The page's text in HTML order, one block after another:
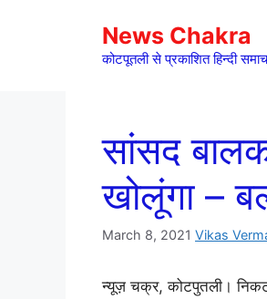
News Chakra
कोटपूतली से प्रकाशित हिन्दी
सांसद
खोलूंगा –
March 8, 2021 Vikas
न्यूज़ चक्र, कोटपुतली।